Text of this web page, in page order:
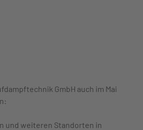
GmbH auch im Mai
und weiteren Standorten in